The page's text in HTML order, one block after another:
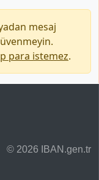
mesaj
para istemez.
© 2026 IBAN.gen.tr